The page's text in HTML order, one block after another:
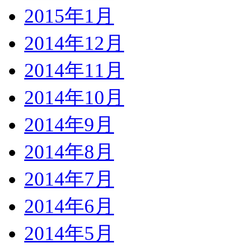
2015年1月
2014年12月
2014年11月
2014年10月
2014年9月
2014年8月
2014年7月
2014年6月
2014年5月